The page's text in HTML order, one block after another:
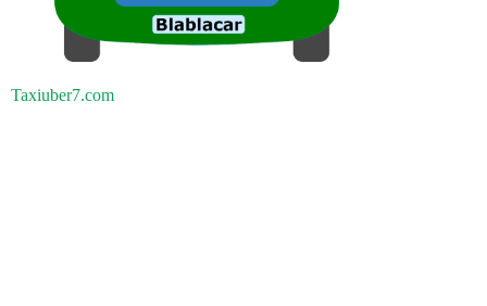
Taxiuber7.com